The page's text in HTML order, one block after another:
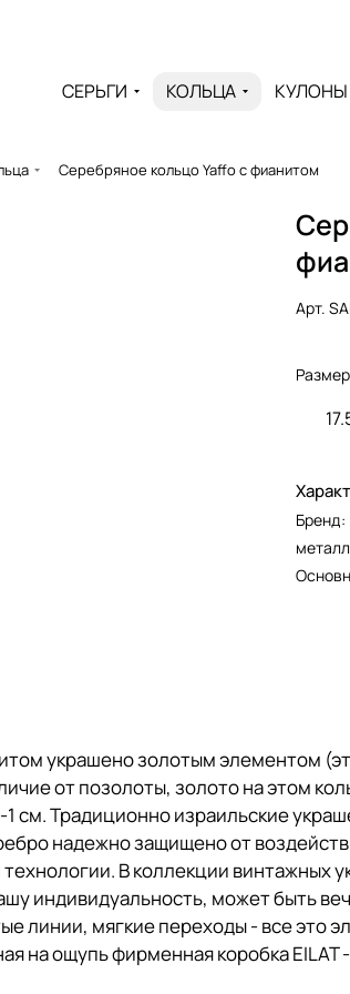
СЕРЬГИ КОЛЬЦА КУЛОНЫ
Серебряное кольцо Yaffo с фианитом
Арт.
Бренд:
металл
украшено золотым элементом
от позолоты, золото на этом
1 см. Традиционно израильские
надежно защищено от
В коллекции винтажных
индивидуальность, может быть
линии, мягкие переходы - все это
на ощупь фирменная коробка EILAT